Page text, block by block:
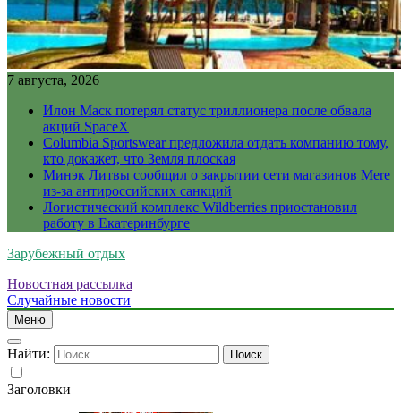
7 августа, 2026
Илон Маск потерял статус триллионера после обвала
акций SpaceX
Columbia Sportswear предложила отдать компанию тому,
кто докажет, что Земля плоская
Минэк Литвы сообщил о закрытии сети магазинов Mere
из-за антироссийских санкций
Логистический комплекс Wildberries приостановил
работу в Екатеринбурге
Зарубежный отдых
Новостная рассылка
Случайные новости
Меню
Найти:
Заголовки